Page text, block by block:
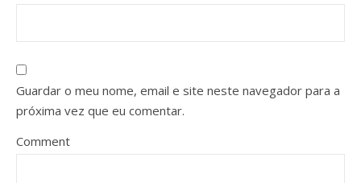
Guardar o meu nome, email e site neste navegador para a
próxima vez que eu comentar.
Comment